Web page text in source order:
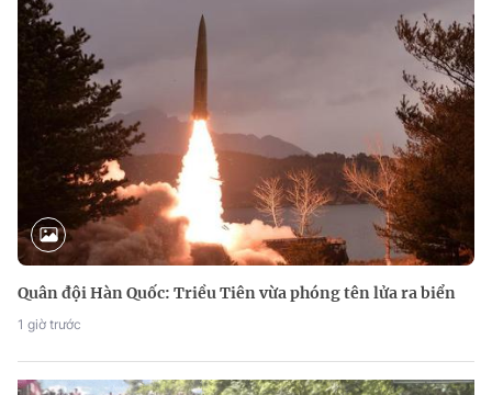
Quân đội Hàn Quốc: Triều Tiên vừa phóng tên lửa ra biển
1 giờ trước